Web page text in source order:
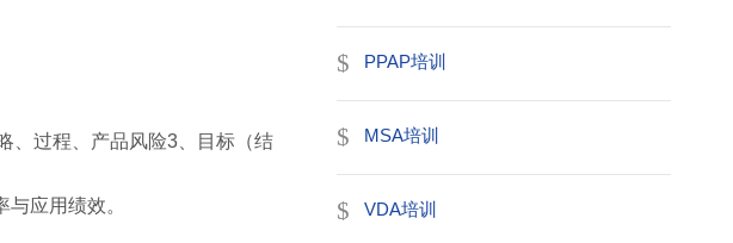
、过程、产品风险3、目标（结
应用绩效。
PPAP培训
MSA培训
VDA培训